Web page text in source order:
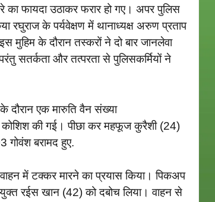
का फायदा उठाकर फरार हो गए। अपर पुलिस
रघुराज के पर्यवेक्षण में थानाध्यक्ष अरुण प्रताप
मुहिम के दौरान तस्करों ने दो बार जानलेवा
सतर्कता और तत्परता से पुलिसकर्मियों ने
दौरान एक मारुति वैन संख्या
की गई। पीछा कर महफूज कुरैशी (24)
गोवंश बरामद हुए.
में टक्कर मारने का प्रयास किया। पिकअप
रईस खान (42) को दबोच लिया। वाहन से